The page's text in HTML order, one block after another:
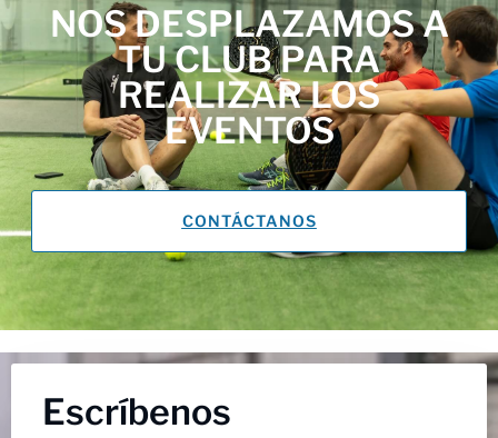
NOS DESPLAZAMOS A
TU CLUB PARA
REALIZAR LOS
EVENTOS
CONTÁCTANOS
Escríbenos